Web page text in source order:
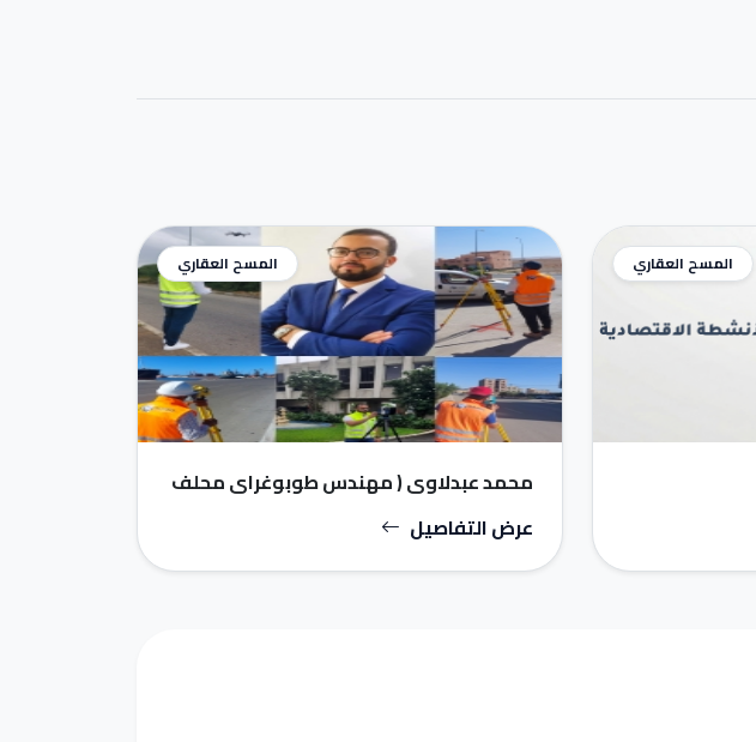
المسح العقاري المسح العقاري
محمد عبدلاوي ( مهندس طوبوغراي محلف
عرض التفاصيل